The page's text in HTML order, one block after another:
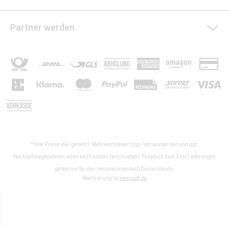
Partner werden
* Alle Preise inkl. gesetzl. Mehrwertsteuer zzgl. Versandkosten und ggf.
Nachnahmegebühren, wenn nicht anders beschrieben. Pünktlich zum Fest Lieferungen
gelten nur für den Versand innerhalb Deutschlands.
Realisierung by sewisoft.de